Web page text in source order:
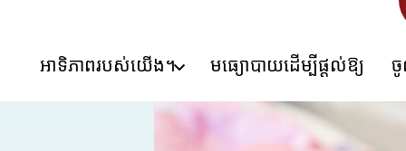
អាទិភាពរបស់យើង។ មធ្យោបាយដើម្បីផ្តល់ឱ្យ ចូ